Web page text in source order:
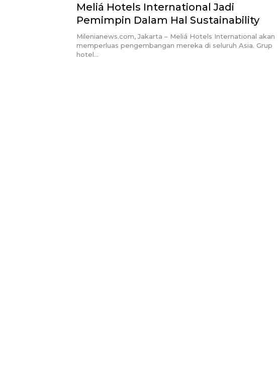
Meliá Hotels International Jadi
Pemimpin Dalam Hal Sustainability
Milenianews.com, Jakarta – Meliá Hotels International akan
memperluas pengembangan mereka di seluruh Asia. Grup
hotel…